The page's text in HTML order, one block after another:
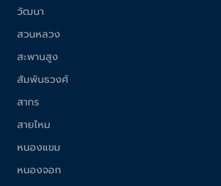
วัฒนา
สวนหลวง
สะพานสูง
สัมพันธวงศ์
สาทร
สายไหม
หนองแขม
หนองจอก